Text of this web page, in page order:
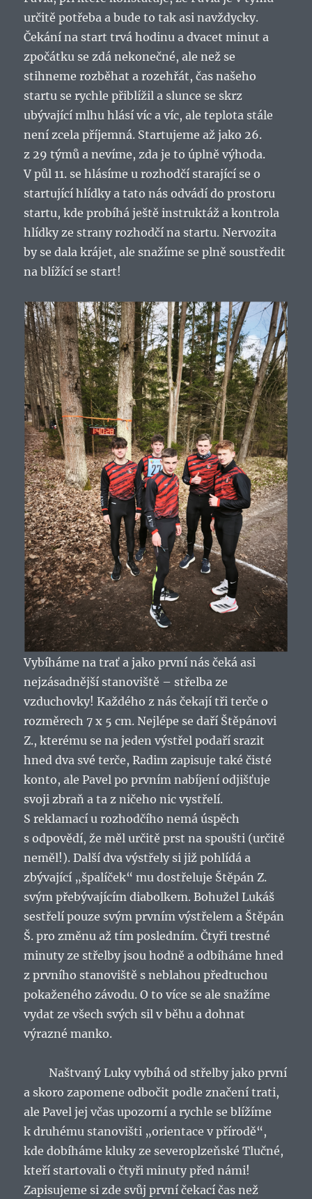
určitě potřeba a bude to tak asi navždycky.
Čekání na start trvá hodinu a dvacet minut a
zpočátku se zdá nekonečné, ale než se
stihneme rozběhat a rozehřát, čas našeho
startu se rychle přiblížil a slunce se skrz
ubývající mlhu hlásí víc a víc, ale teplota stále
není zcela příjemná. Startujeme až jako 26.
z 29 týmů a nevíme, zda je to úplně výhoda.
V půl 11. se hlásíme u rozhodčí starající se o
startující hlídky a tato nás odvádí do prostoru
startu, kde probíhá ještě instruktáž a kontrola
hlídky ze strany rozhodčí na startu. Nervozita
by se dala krájet, ale snažíme se plně soustředit
na blížící se start!
Vybíháme na trať a jako první nás čeká asi
nejzásadnější stanoviště – střelba ze
vzduchovky! Každého z nás čekají tři terče o
rozměrech 7 x 5 cm. Nejlépe se daří Štěpánovi
Z., kterému se na jeden výstřel podaří srazit
hned dva své terče, Radim zapisuje také čisté
konto, ale Pavel po prvním nabíjení odjišťuje
svoji zbraň a ta z ničeho nic vystřelí.
S reklamací u rozhodčího nemá úspěch
s odpovědí, že měl určitě prst na spoušti (určitě
neměl!). Další dva výstřely si již pohlídá a
zbývající „špalíček“ mu dostřeluje Štěpán Z.
svým přebývajícím diabolkem. Bohužel Lukáš
sestřelí pouze svým prvním výstřelem a Štěpán
Š. pro změnu až tím posledním. Čtyři trestné
minuty ze střelby jsou hodně a odbíháme hned
z prvního stanoviště s neblahou předtuchou
pokaženého závodu. O to více se ale snažíme
vydat ze všech svých sil v běhu a dohnat
výrazné manko.
Naštvaný Luky vybíhá od střelby jako první
a skoro zapomene odbočit podle značení trati,
ale Pavel jej včas upozorní a rychle se blížíme
k druhému stanovišti „orientace v přírodě“,
kde dobíháme kluky ze severoplzeňské Tlučné,
kteří startovali o čtyři minuty před námi!
Zapisujeme si zde svůj první čekací čas než